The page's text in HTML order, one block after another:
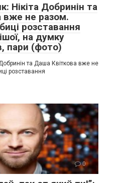
Нікіта Добринін та
вже не разом.
розставання
на думку
пари (фото)
та Даша Квіткова вже не
розставання
0